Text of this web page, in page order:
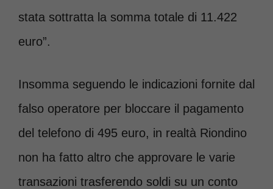
stata sottratta la somma totale di 11.422
euro”.
Insomma seguendo le indicazioni fornite dal
falso operatore per bloccare il pagamento
del telefono di 495 euro, in realtà Riondino
non ha fatto altro che approvare le varie
transazioni trasferendo soldi su un conto